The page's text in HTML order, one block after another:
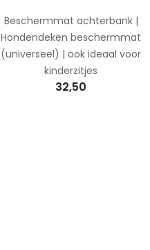
Beschermmat achterbank |
Hondendeken beschermmat
(universeel) | ook ideaal voor
kinderzitjes
32,50